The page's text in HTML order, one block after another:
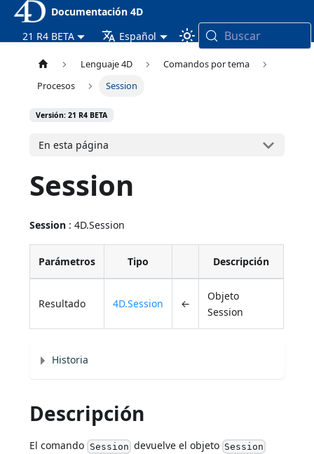
Documentación 4D
21 R4 BETA
Español Buscar
Lenguaje 4D
Comandos por tema
Procesos
Session
Versión: 21 R4 BETA
En esta página
Session
Session : 4D.Session
Parámetros Tipo Descripción
Resultado 4D.Session ←
Objeto
Session
Historia
Descripción
El comando Session devuelve el objeto Session